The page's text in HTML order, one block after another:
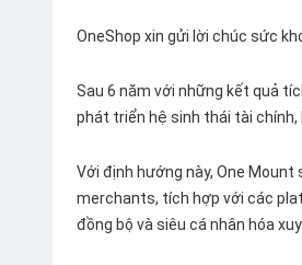
OneShop xin gửi lời chúc sức
Sau 6 năm với những kết quả
phát triển hệ sinh thái tài chính,
Với định hướng này, One
merchants, tích hợp với các
đồng bộ và siêu cá nhân hóa